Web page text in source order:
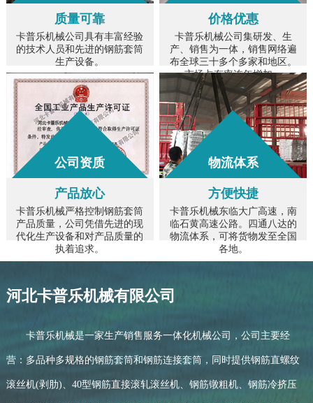
质量可靠
卡普乐机械公司具有丰富经验
的技术人员和先进的钢筋套筒
生产设备。
价格优惠
卡普乐机械公司集研发、生
产、销售为一体，销售网络遍
布全球三十多个多家和地区。
市场占有率连年增加。
公司资质
产品放心
卡普乐机械严格控制钢筋套筒
产品质量，公司凭借先进的现
代化生产设备和对产品质量的
执着追求。
物流体系
方便快捷
卡普乐机械东临大广高速，南
临石黄高速公路。四通八达的
物流体系，可将货物发至全国
各地。
河北卡普乐机械有限公司
卡普乐机械是一家生产销售服务一体化机械公司，公司主要经
营：多品种多规格的钢筋套筒和钢筋连接套筒，同时提供钢筋直螺纹
滚丝机(剥肋)、40型钢筋直接滚轧滚丝机、钢筋镦粗机、钢筋冷挤压